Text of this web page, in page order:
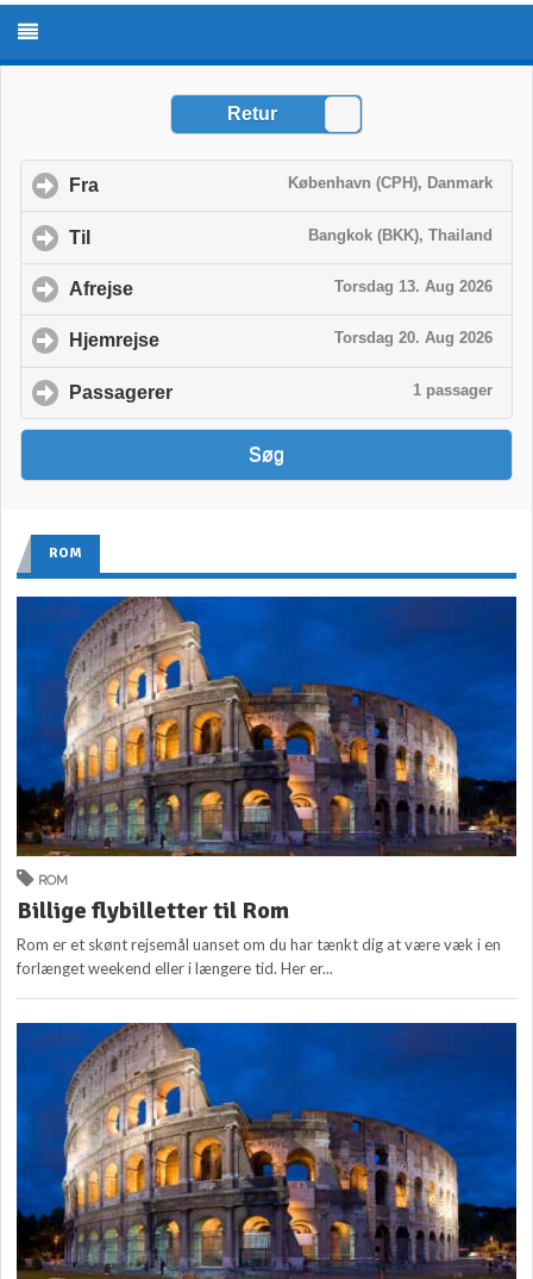
ROM
ROM
Billige flybilletter til Rom
Rom er et skønt rejsemål uanset om du har tænkt dig at være væk i en
forlænget weekend eller i længere tid. Her er...